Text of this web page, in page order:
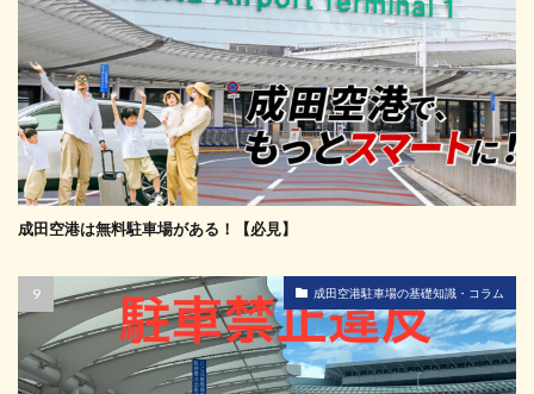
成田空港は無料駐車場がある！【必見】
成田空港駐車場の基礎知識・コラム